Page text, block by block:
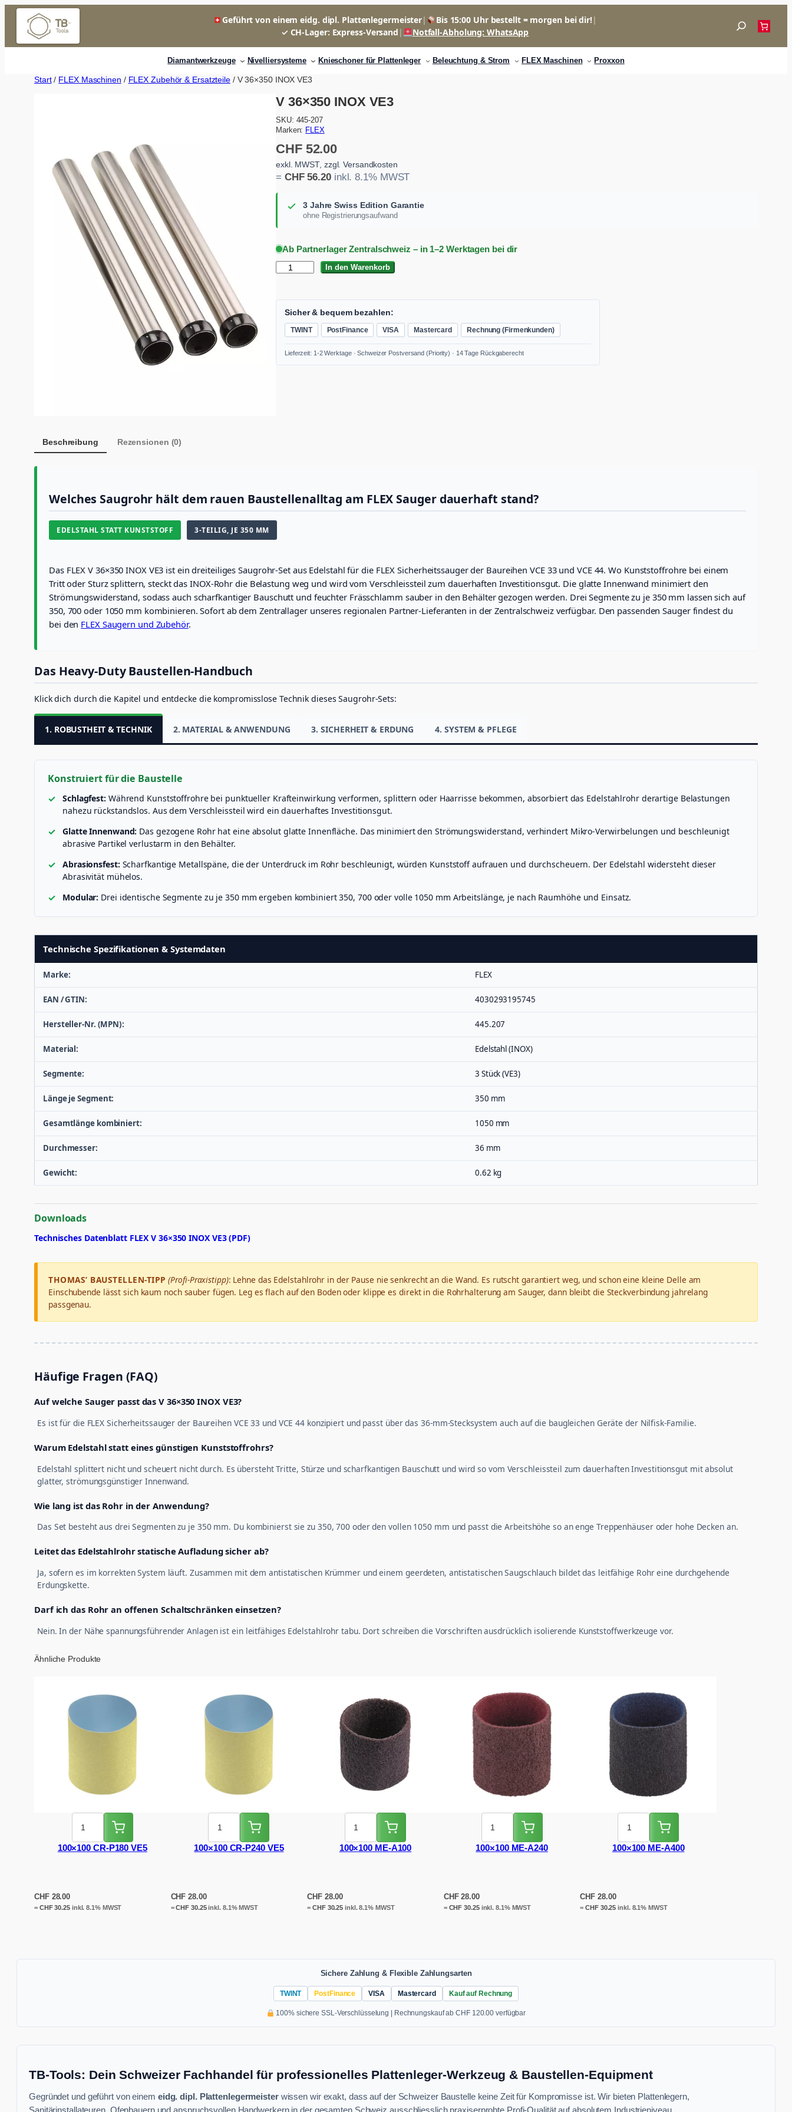
Zum
springen
Geführt von einem eidg. dipl. Plattenlegermeister| Bis 15:00 Uhr bestellt = morgen bei dir!|
✓ CH-Lager: Express-Versand | Notfall-Abholung: WhatsApp
Suchen
Diamantwerkzeuge Nivelliersysteme Knieschoner für Plattenleger Beleuchtung & Strom FLEX Maschinen Proxxon
Start/ FLEX Maschinen / FLEX Zubehör & Ersatzteile/ V 36×350 INOX VE3
V 36×350 INOX VE3
CHF52.00
exkl. MWST, zzgl. Versandkosten
= CHF56.20inkl. 8.1% MWST
3 Jahre Swiss Edition Garantie
ohne Registrierungsaufwand
Ab Partnerlager Zentralschweiz – in 1–2 Werktagen bei dir
In den Warenkorb
Sicher & bequem bezahlen:
TWINT PostFinance VISA Mastercard Rechnung (Firmenkunden)
Lieferzeit: 1-2 Werktage · Schweizer Postversand (Priority) · 14 Tage Rückgaberecht
SKU: 445-207
Marken: FLEX
Beschreibung Rezensionen (0)
Welches Saugrohr hält dem rauen Baustellenalltag am FLEX Sauger dauerhaft stand?
EDELSTAHL STATT KUNSTSTOFF 3-TEILIG, JE 350 MM
Das FLEX V 36×350 INOX VE3 ist ein dreiteiliges Saugrohr-Set aus Edelstahl für die FLEX Sicherheitssauger der Baureihen VCE 33 und VCE 44. Wo Kunststoffrohre bei einem
Tritt oder Sturz splittern, steckt das INOX-Rohr die Belastung weg und wird vom Verschleissteil zum dauerhaften Investitionsgut. Die glatte Innenwand minimiert den
Strömungswiderstand, sodass auch scharfkantiger Bauschutt und feuchter Frässchlamm sauber in den Behälter gezogen werden. Drei Segmente zu je 350 mm lassen sich auf
350, 700 oder 1050 mm kombinieren. Sofort ab dem Zentrallager unseres regionalen Partner-Lieferanten in der Zentralschweiz verfügbar. Den passenden Sauger findest du
bei den FLEX Saugern und Zubehör.
Das Heavy-Duty Baustellen-Handbuch
Klick dich durch die Kapitel und entdecke die kompromisslose Technik dieses Saugrohr-Sets:
1. ROBUSTHEIT & TECHNIK 2. MATERIAL & ANWENDUNG 3. SICHERHEIT & ERDUNG 4. SYSTEM & PFLEGE
Konstruiert für die Baustelle
Schlagfest: Während Kunststoffrohre bei punktueller Krafteinwirkung verformen, splittern oder Haarrisse bekommen, absorbiert das Edelstahlrohr derartige Belastungen
nahezu rückstandslos. Aus dem Verschleissteil wird ein dauerhaftes Investitionsgut.
Glatte Innenwand: Das gezogene Rohr hat eine absolut glatte Innenfläche. Das minimiert den Strömungswiderstand, verhindert Mikro-Verwirbelungen und beschleunigt
abrasive Partikel verlustarm in den Behälter.
Abrasionsfest: Scharfkantige Metallspäne, die der Unterdruck im Rohr beschleunigt, würden Kunststoff aufrauen und durchscheuern. Der Edelstahl widersteht dieser
Abrasivität mühelos.
Modular: Drei identische Segmente zu je 350 mm ergeben kombiniert 350, 700 oder volle 1050 mm Arbeitslänge, je nach Raumhöhe und Einsatz.
Technische Spezifikationen & Systemdaten
Marke: FLEX
EAN / GTIN: 4030293195745
Hersteller-Nr. (MPN): 445.207
Material: Edelstahl (INOX)
Segmente: 3 Stück (VE3)
Länge je Segment: 350 mm
Gesamtlänge kombiniert: 1050 mm
Durchmesser: 36 mm
Gewicht: 0.62 kg
Downloads
Technisches Datenblatt FLEX V 36×350 INOX VE3 (PDF)
THOMAS’ BAUSTELLEN-TIPP (Profi-Praxistipp): Lehne das Edelstahlrohr in der Pause nie senkrecht an die Wand. Es rutscht garantiert weg, und schon eine kleine Delle am
Einschubende lässt sich kaum noch sauber fügen. Leg es flach auf den Boden oder klippe es direkt in die Rohrhalterung am Sauger, dann bleibt die Steckverbindung jahrelang
passgenau.
Häufige Fragen (FAQ)
Auf welche Sauger passt das V 36×350 INOX VE3?
Es ist für die FLEX Sicherheitssauger der Baureihen VCE 33 und VCE 44 konzipiert und passt über das 36-mm-Stecksystem auch auf die baugleichen Geräte der Nilfisk-Familie.
Warum Edelstahl statt eines günstigen Kunststoffrohrs?
Edelstahl splittert nicht und scheuert nicht durch. Es übersteht Tritte, Stürze und scharfkantigen Bauschutt und wird so vom Verschleissteil zum dauerhaften Investitionsgut mit absolut
glatter, strömungsgünstiger Innenwand.
Wie lang ist das Rohr in der Anwendung?
Das Set besteht aus drei Segmenten zu je 350 mm. Du kombinierst sie zu 350, 700 oder den vollen 1050 mm und passt die Arbeitshöhe so an enge Treppenhäuser oder hohe Decken an.
Leitet das Edelstahlrohr statische Aufladung sicher ab?
Ja, sofern es im korrekten System läuft. Zusammen mit dem antistatischen Krümmer und einem geerdeten, antistatischen Saugschlauch bildet das leitfähige Rohr eine durchgehende
Erdungskette.
Darf ich das Rohr an offenen Schaltschränken einsetzen?
Nein. In der Nähe spannungsführender Anlagen ist ein leitfähiges Edelstahlrohr tabu. Dort schreiben die Vorschriften ausdrücklich isolierende Kunststoffwerkzeuge vor.
Ähnliche Produkte
100×100 CR-P180 VE5
CHF28.00
= CHF30.25inkl. 8.1% MWST
100×100 CR-P240 VE5
CHF 28.00
=CHF 30.25inkl. 8.1% MWST
100×100 ME-A100
CHF28.00
= CHF30.25 inkl. 8.1% MWST
100×100 ME-A240
CHF28.00
= CHF 30.25inkl. 8.1% MWST
100×100 ME-A400
CHF 28.00
=CHF30.25 inkl. 8.1% MWST
Sichere Zahlung & Flexible Zahlungsarten
TWINT PostFinance VISA Mastercard Kauf auf Rechnung
100% sichere SSL-Verschlüsselung | Rechnungskauf ab CHF 120.00 verfügbar
TB-Tools: Dein Schweizer Fachhandel für professionelles Plattenleger-Werkzeug & Baustellen-Equipment
Gegründet und geführt von einem eidg. dipl. Plattenlegermeisterwissen wir exakt, dass auf der Schweizer Baustelle keine Zeit für Kompromisse ist. Wir bieten Plattenlegern,
Sanitärinstallateuren, Ofenbauern und anspruchsvollen Handwerkern in der gesamten Schweiz ausschliesslich praxiserprobte Profi-Qualität auf absolutem Industrieniveau.